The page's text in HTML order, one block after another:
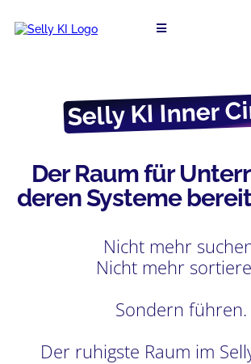
Selly KI Inner
Der Raum für
deren Systeme
Nicht mehr
Nicht mehr
Sondern führen.
Der ruhigste Raum im